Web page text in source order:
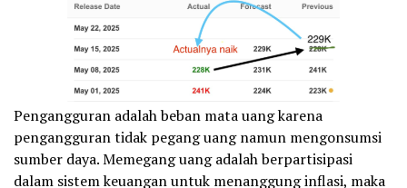
Pengangguran adalah beban mata uang karena
pengangguran tidak pegang uang namun mengonsumsi
sumber daya. Memegang uang adalah berpartisipasi
dalam sistem keuangan untuk menanggung inflasi, maka